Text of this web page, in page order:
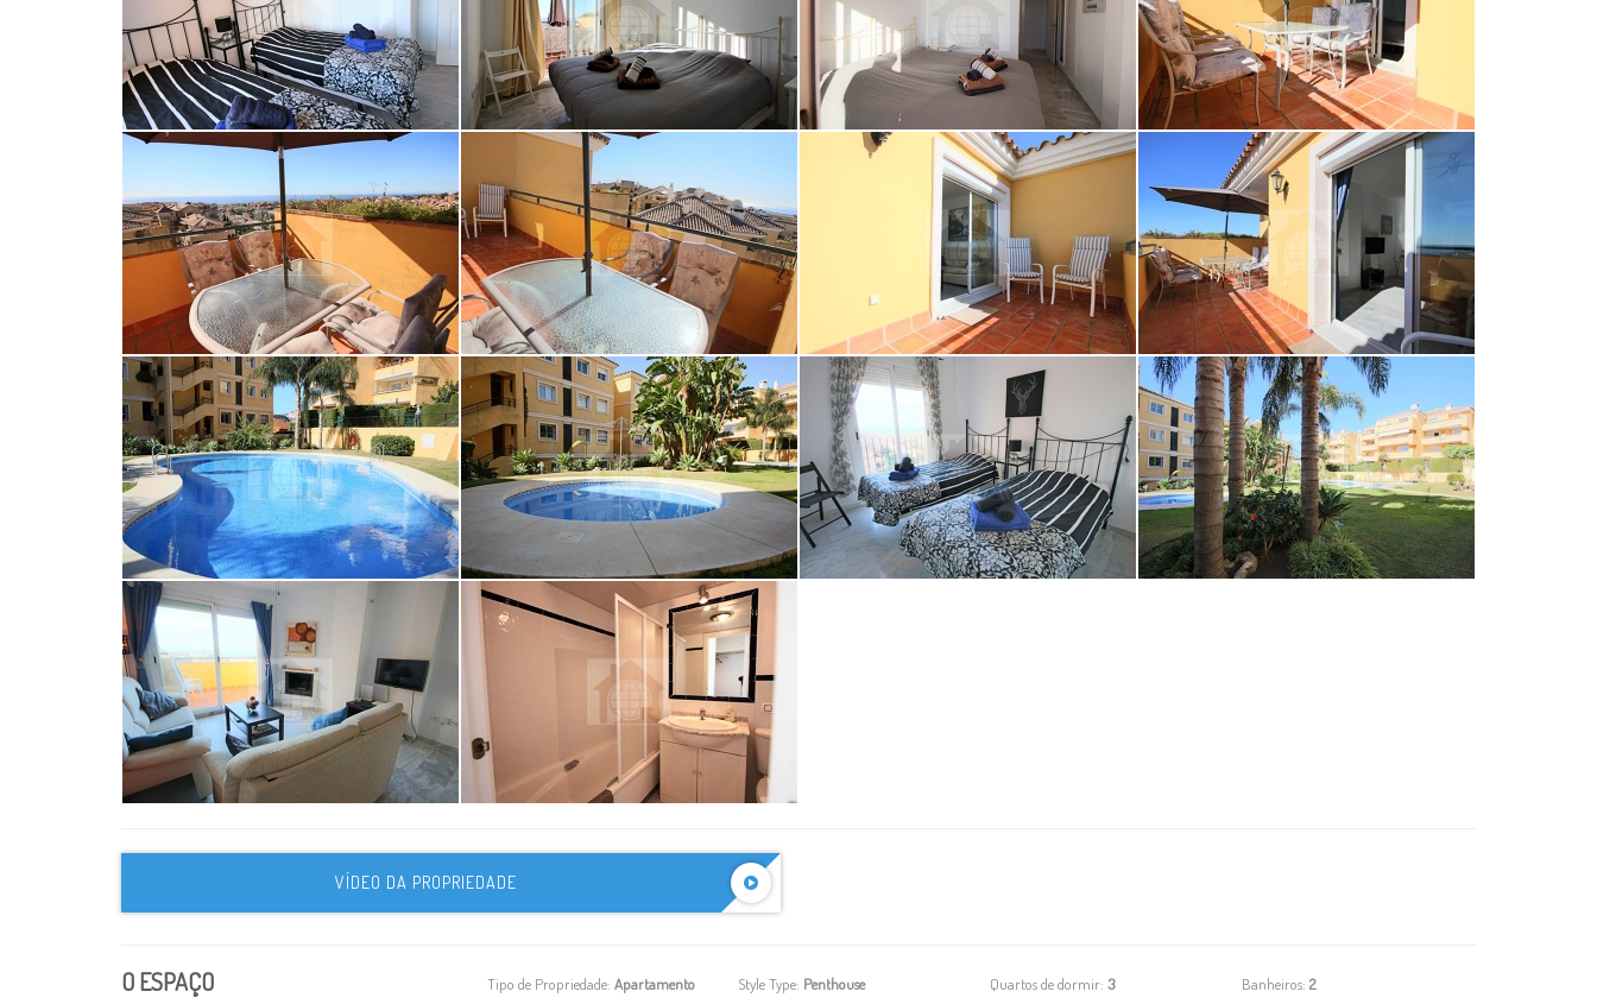
VÍDEO DA PROPRIEDADE
O ESPAÇO Tipo de Propriedade: Apartamento Style Type: Penthouse Quartos de dormir:3 Banheiros:2